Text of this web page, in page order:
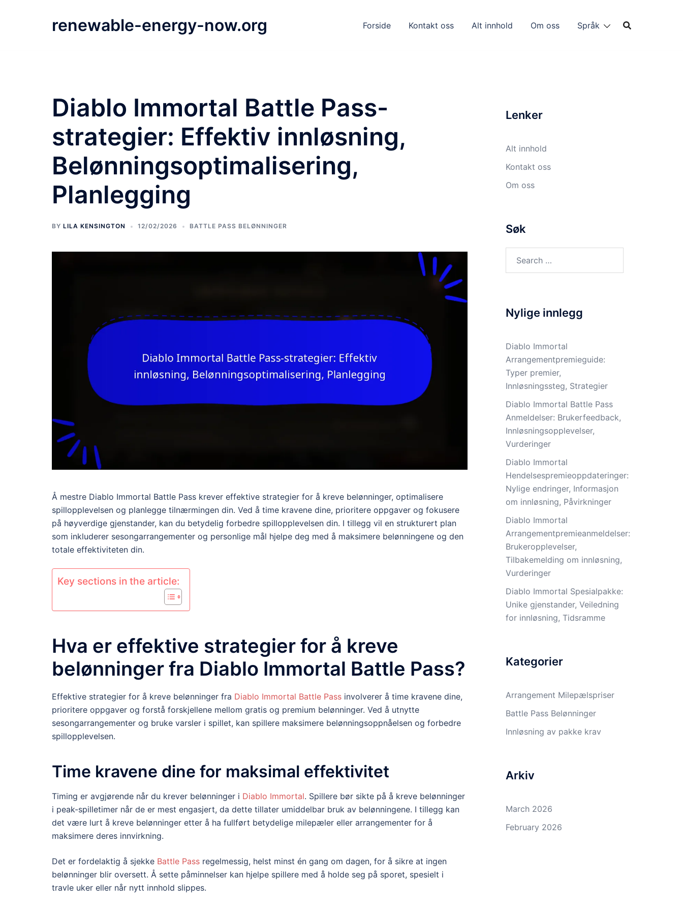
renewable-energy-now.org Forside Kontakt oss Alt innhold Om oss Språk
Diablo Immortal Battle Pass-
strategier: Effektiv innløsning,
Belønningsoptimalisering,
Planlegging
BY LILA KENSINGTON 12/02/2026 BATTLE PASS BELØNNINGER
Å mestre Diablo Immortal Battle Pass krever effektive strategier for å kreve belønninger, optimalisere
spillopplevelsen og planlegge tilnærmingen din. Ved å time kravene dine, prioritere oppgaver og fokusere
på høyverdige gjenstander, kan du betydelig forbedre spillopplevelsen din. I tillegg vil en strukturert plan
som inkluderer sesongarrangementer og personlige mål hjelpe deg med å maksimere belønningene og den
totale effektiviteten din.
Key sections in the article:
Hva er effektive strategier for å kreve
belønninger fra Diablo Immortal Battle Pass?
Effektive strategier for å kreve belønninger fra Diablo Immortal Battle Pass involverer å time kravene dine,
prioritere oppgaver og forstå forskjellene mellom gratis og premium belønninger. Ved å utnytte
sesongarrangementer og bruke varsler i spillet, kan spillere maksimere belønningsoppnåelsen og forbedre
spillopplevelsen.
Time kravene dine for maksimal effektivitet
Timing er avgjørende når du krever belønninger i Diablo Immortal. Spillere bør sikte på å kreve belønninger
i peak-spilletimer når de er mest engasjert, da dette tillater umiddelbar bruk av belønningene. I tillegg kan
det være lurt å kreve belønninger etter å ha fullført betydelige milepæler eller arrangementer for å
maksimere deres innvirkning.
Det er fordelaktig å sjekke Battle Pass regelmessig, helst minst én gang om dagen, for å sikre at ingen
belønninger blir oversett. Å sette påminnelser kan hjelpe spillere med å holde seg på sporet, spesielt i
travle uker eller når nytt innhold slippes.
Lenker
Alt innhold
Kontakt oss
Om oss
Søk
Nylige innlegg
Diablo Immortal
Arrangementpremieguide:
Typer premier,
Innløsningssteg, Strategier
Diablo Immortal Battle Pass
Anmeldelser: Brukerfeedback,
Innløsningsopplevelser,
Vurderinger
Diablo Immortal
Hendelsespremieoppdateringer:
Nylige endringer, Informasjon
om innløsning, Påvirkninger
Diablo Immortal
Arrangementpremieanmeldelser:
Brukeropplevelser,
Tilbakemelding om innløsning,
Vurderinger
Diablo Immortal Spesialpakke:
Unike gjenstander, Veiledning
for innløsning, Tidsramme
Kategorier
Arrangement Milepælspriser
Battle Pass Belønninger
Innløsning av pakke krav
Arkiv
March 2026
February 2026